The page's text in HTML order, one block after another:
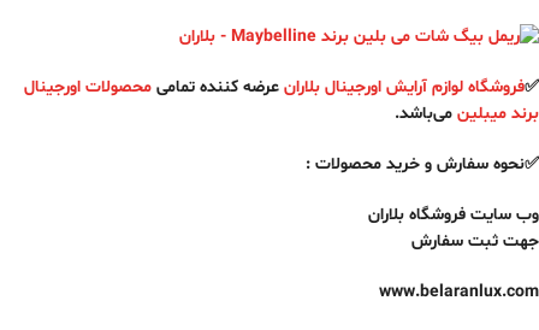
✅فروشگاه لوازم آرایش اورجینال بلاران عرضه کننده تمامی محصولات اورجینال
برند میبلین می‌باشد.
✅نحوه سفارش و خرید محصولات :
وب سایت فروشگاه بلاران
جهت ثبت سفارش
www.belaranlux.com